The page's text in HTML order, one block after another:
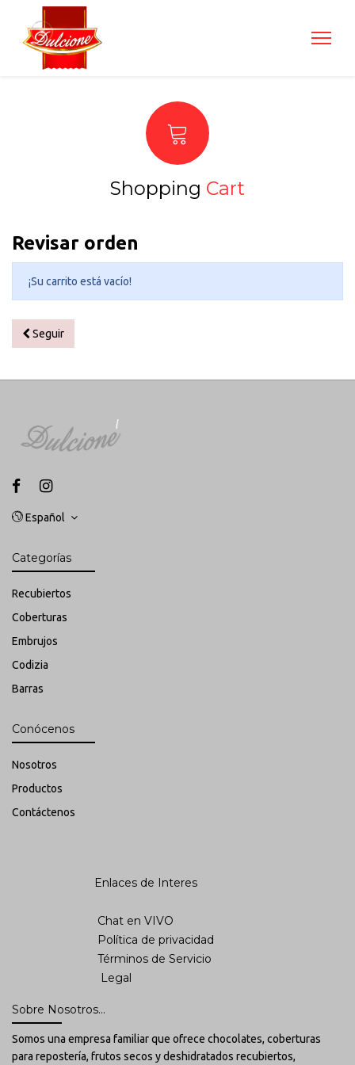
Shopping Cart
Revisar orden
¡Su carrito está vacío!
Seguir
Español
Categorías
Recubiertos
Coberturas
Embrujos
Codizia
Barras
Conócenos
Nosotros
Productos
Contáctenos
Enlaces de Interes
Chat en VIVO
Política de privacidad
Términos de Servicio
Legal
Sobre Nosotros...
Somos una empresa familiar que ofrece chocolates, coberturas
para repostería, frutos secos y deshidratados recubiertos,